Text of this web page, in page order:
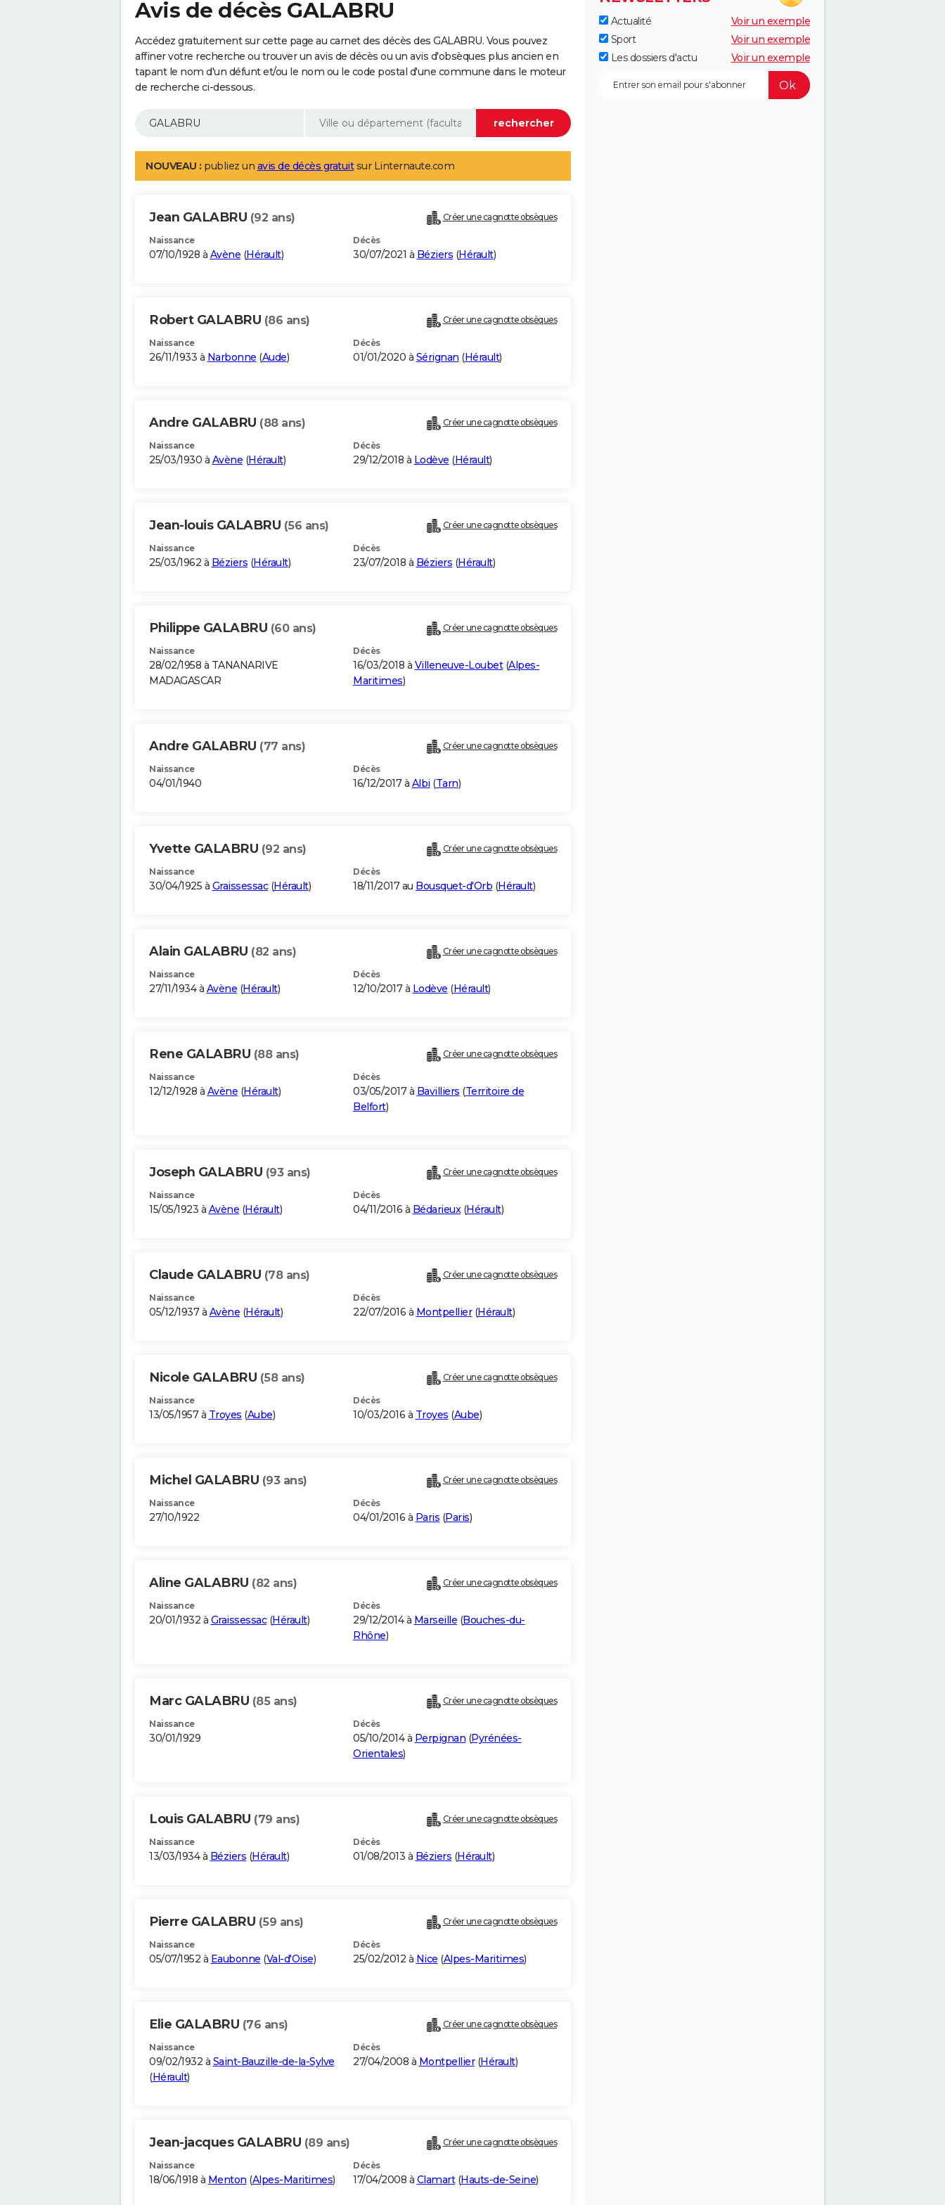
Avis de décès GALABRU
Accédez gratuitement sur cette page au carnet des décès des GALABRU. Vous pouvez
affiner votre recherche ou trouver un avis de décès ou un avis d'obsèques plus ancien en
tapant le nom d'un défunt et/ou le nom ou le code postal d'une commune dans le moteur
de recherche ci-dessous.
NOUVEAU : publiez un avis de décès gratuitsur Linternaute.com
Jean GALABRU (92 ans) Créer une cagnotte obsèques
Naissance
07/10/1928 à Avène (Hérault)
Décès
30/07/2021 à Béziers (Hérault)
Robert GALABRU (86 ans) Créer une cagnotte obsèques
Naissance
26/11/1933 à Narbonne (Aude)
Décès
01/01/2020 à Sérignan (Hérault)
Andre GALABRU (88 ans) Créer une cagnotte obsèques
Naissance
25/03/1930 à Avène (Hérault)
Décès
29/12/2018 à Lodève (Hérault)
Jean-louis GALABRU (56 ans) Créer une cagnotte obsèques
Naissance
25/03/1962 à Béziers (Hérault)
Décès
23/07/2018 à Béziers (Hérault)
Philippe GALABRU (60 ans) Créer une cagnotte obsèques
Naissance
28/02/1958 à TANANARIVE
MADAGASCAR
Décès
16/03/2018 à Villeneuve-Loubet(Alpes-
Maritimes)
Andre GALABRU (77 ans) Créer une cagnotte obsèques
Naissance
04/01/1940
Décès
16/12/2017 à Albi (Tarn)
Yvette GALABRU (92 ans) Créer une cagnotte obsèques
Naissance
30/04/1925 à Graissessac(Hérault)
Décès
18/11/2017 au Bousquet-d'Orb (Hérault)
Alain GALABRU (82 ans) Créer une cagnotte obsèques
Naissance
27/11/1934 à Avène (Hérault)
Décès
12/10/2017 à Lodève (Hérault)
Rene GALABRU (88 ans) Créer une cagnotte obsèques
Naissance
12/12/1928 à Avène (Hérault)
Décès
03/05/2017 à Bavilliers (Territoire de
Belfort)
Joseph GALABRU (93 ans) Créer une cagnotte obsèques
Naissance
15/05/1923 à Avène (Hérault)
Décès
04/11/2016 à Bédarieux(Hérault)
Claude GALABRU (78 ans) Créer une cagnotte obsèques
Naissance
05/12/1937 à Avène (Hérault)
Décès
22/07/2016 à Montpellier(Hérault)
Nicole GALABRU (58 ans) Créer une cagnotte obsèques
Naissance
13/05/1957 à Troyes (Aube)
Décès
10/03/2016 à Troyes (Aube)
Michel GALABRU (93 ans) Créer une cagnotte obsèques
Naissance
27/10/1922
Décès
04/01/2016 à Paris (Paris)
Aline GALABRU (82 ans) Créer une cagnotte obsèques
Naissance
20/01/1932 à Graissessac(Hérault)
Décès
29/12/2014 à Marseille (Bouches-du-
Rhône)
Marc GALABRU (85 ans) Créer une cagnotte obsèques
Naissance
30/01/1929
Décès
05/10/2014 à Perpignan (Pyrénées-
Orientales)
Louis GALABRU (79 ans) Créer une cagnotte obsèques
Naissance
13/03/1934 à Béziers (Hérault)
Décès
01/08/2013 à Béziers (Hérault)
Pierre GALABRU (59 ans) Créer une cagnotte obsèques
Naissance
05/07/1952 à Eaubonne (Val-d'Oise)
Décès
25/02/2012 à Nice (Alpes-Maritimes)
Elie GALABRU (76 ans) Créer une cagnotte obsèques
Naissance
09/02/1932 à Saint-Bauzille-de-la-Sylve
(Hérault)
Décès
27/04/2008 à Montpellier(Hérault)
Jean-jacques GALABRU (89 ans) Créer une cagnotte obsèques
Naissance
18/06/1918 à Menton (Alpes-Maritimes)
Décès
17/04/2008 à Clamart(Hauts-de-Seine)
Actualité
Voir un exemple
Sport
Voir un exemple
Les dossiers d'actu
Voir un exemple